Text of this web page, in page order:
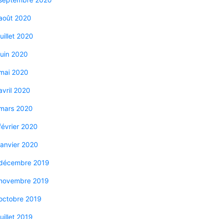
2020
2020
2020
2020
2020
2020
2020
2020
2019
2019
2019
2019